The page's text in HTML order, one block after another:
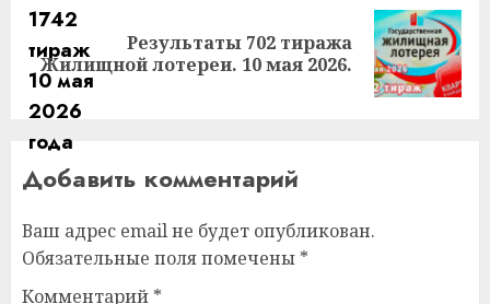
Следующая
запись:
Результаты 702 тиража
Жилищной лотереи. 10 мая 2026.
Добавить комментарий
Ваш адрес email не будет опубликован.
Обязательные поля помечены *
Комментарий *